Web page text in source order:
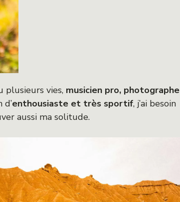
plusieurs vies, musicien pro, photographe
d’enthousiaste et très sportif, j’ai besoin
aussi ma solitude.